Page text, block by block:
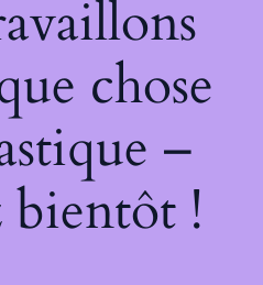
chose
–
bientôt !